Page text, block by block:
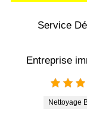
Service
Entreprise
Nettoyage